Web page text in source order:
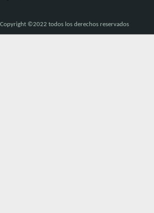
Copyright ©2022 todos los derechos reservados